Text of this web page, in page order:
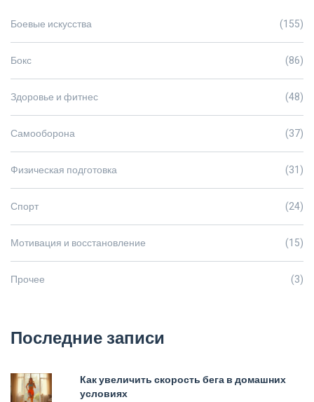
Боевые искусства (155)
Бокс (86)
Здоровье и фитнес (48)
Самооборона (37)
Физическая подготовка (31)
Спорт (24)
Мотивация и восстановление (15)
Прочее (3)
Последние записи
Как увеличить скорость бега в домашних
условиях